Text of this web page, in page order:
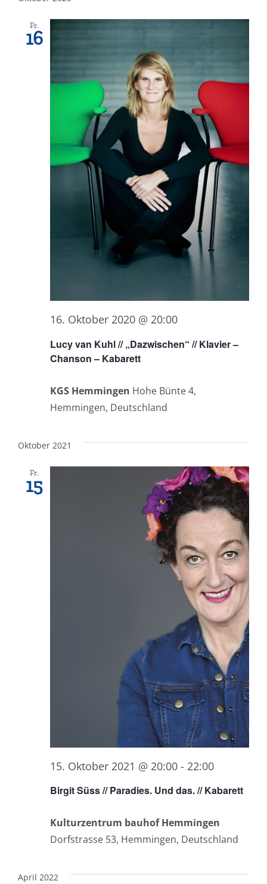
Fr.
16
Lucy van Kuhl // „Dazwischen“ // Klavier –
Chanson – Kabarett
16. Oktober 2020 @ 20:00
KGS Hemmingen Hohe Bünte 4,
Hemmingen, Deutschland
Oktober 2021
Fr.
15
Birgit Süss // Paradies. Und das. // Kabarett
15. Oktober 2021 @ 20:00 - 22:00
Kulturzentrum bauhof Hemmingen
Dorfstrasse 53, Hemmingen, Deutschland
April 2022